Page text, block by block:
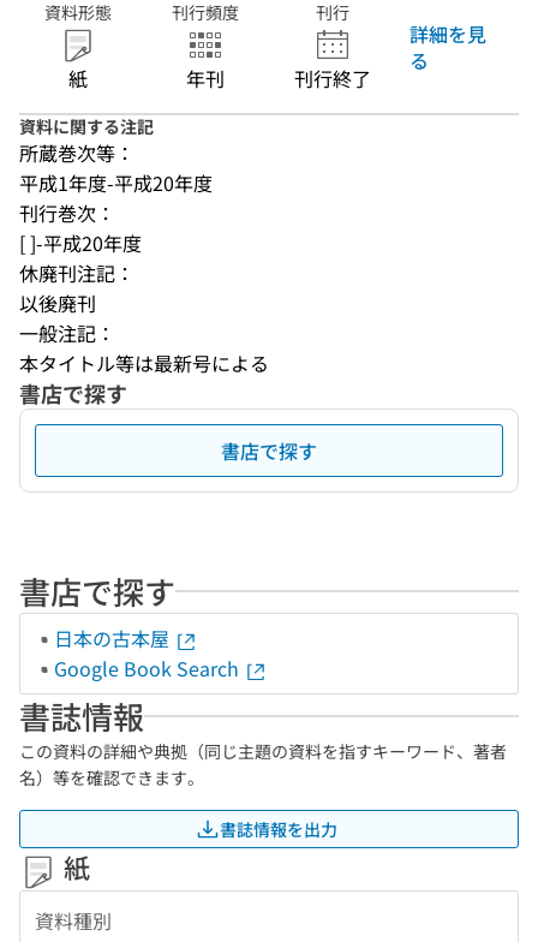
資料形態
紙
刊行頻度
年刊
刊行
刊行終了
詳細を見
る
資料に関する注記
所蔵巻次等：
平成1年度-平成20年度
刊行巻次：
[ ]-平成20年度
休廃刊注記：
以後廃刊
一般注記：
本タイトル等は最新号による
書店で探す
書店で探す
書店で探す
日本の古本屋
Google Book Search
書誌情報
この資料の詳細や典拠（同じ主題の資料を指すキーワード、著者
名）等を確認できます。
書誌情報を出力
紙
資料種別